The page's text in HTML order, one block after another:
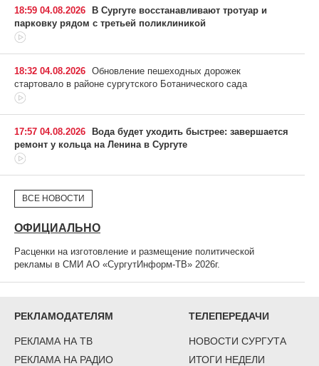
18:59 04.08.2026
В Сургуте восстанавливают тротуар и
парковку рядом с третьей поликлиникой
18:32 04.08.2026 Обновление пешеходных дорожек
стартовало в районе сургутского Ботанического сада
17:57 04.08.2026
Вода будет уходить быстрее: завершается
ремонт у кольца на Ленина в Сургуте
ВСЕ НОВОСТИ
ОФИЦИАЛЬНО
Расценки на изготовление и размещение политической
рекламы в СМИ АО «СургутИнформ-ТВ» 2026г.
РЕКЛАМОДАТЕЛЯМ
РЕКЛАМА НА ТВ
РЕКЛАМА НА РАДИО
ТЕЛЕПЕРЕДАЧИ
НОВОСТИ СУРГУТА
ИТОГИ НЕДЕЛИ